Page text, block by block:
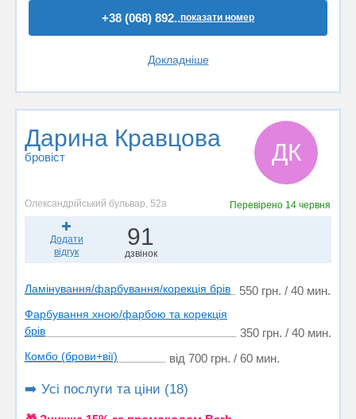
+38 (068) 892..показати номер
Докладніше
Дарина Кравцова
бровіст ДК
Олександрійський бульвар, 52а Перевірено 14 червня
Додати
відгук
91
дзвінок
Ламінування/фарбування/корекція брів 550 грн. / 40 мин.
Фарбування хною/фарбою та корекція
брів
350 грн. / 40 мин.
Комбо (брови+вії) від 700 грн. / 60 мин.
➡️ Усі послуги та ціни (18)